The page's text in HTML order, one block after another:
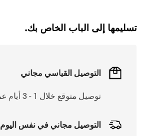
تسليمها إلى الباب الخاص بك.
التوصيل القياسي مجاني
توصيل متوقع خلال 1 - 3 أيام عم على 25 د.ك
التوصيل مجاني في نفس اليوم